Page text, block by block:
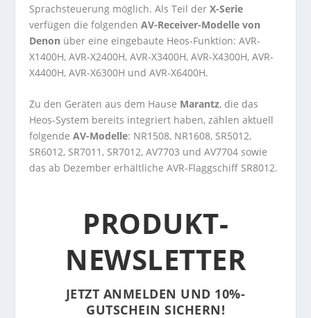
Sprachsteuerung möglich. Als Teil der X-Serie
verfügen die folgendenAV-Receiver-Modelle von
Denon über eine eingebaute Heos-Funktion: AVR-
X1400H, AVR-X2400H, AVR-X3400H, AVR-X4300H, AVR-
X4400H, AVR-X6300H und AVR-X6400H.
Zu den Geräten aus dem Hause Marantz, die das
Heos-System bereits integriert haben, zählen aktuell
folgende AV-Modelle: NR1508, NR1608, SR5012,
SR6012, SR7011, SR7012, AV7703 und AV7704 sowie
das ab Dezember erhältliche AVR-Flaggschiff SR8012.
PRODUKT-
NEWSLETTER
JETZT ANMELDEN UND 10%-
GUTSCHEIN SICHERN!